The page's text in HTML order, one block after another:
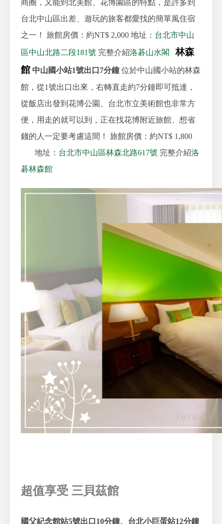
商圈，又能到北美館、花博園區的特點，是許多到
台北中山區出差、遊玩的旅客都愛找的簡單風住宿
之一！
旅館房價：約NT$ 2,000 地址： 台北市中山
區中山北路二段181號 完整介紹洛碁山水閣
林森
館 中山國小站1號出口7分鐘 位於中山國小站的林森
館，從1號出口出來，右轉直走約7分鐘即可抵達，
從飯店出發到花博公園、台北市立美術館也非常方
便，用走的就可以到，正在找花博附近旅館、想省
錢的人一定要考慮這間！
旅館房價：約NT$ 1,800
地址： 台北市中山區林森北路617號 完整介紹洛
碁林森館
超值享受 三貝茲館
國父紀念館站5號出口10分鐘、台北小巨蛋站12分鐘